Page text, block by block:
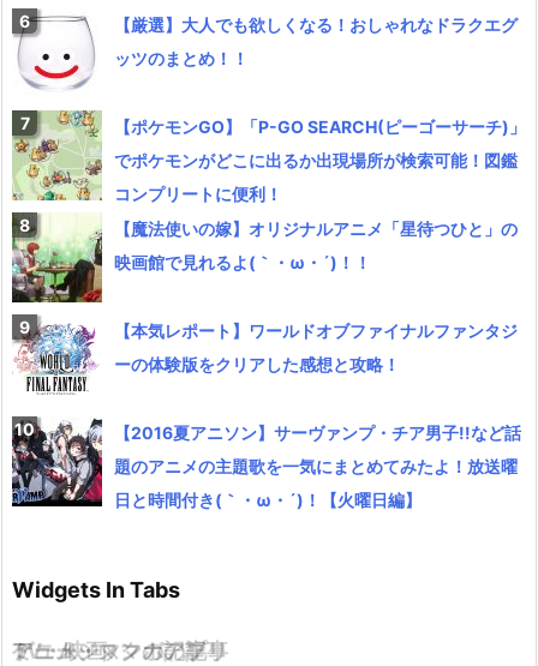
【厳選】大人でも欲しくなる！おしゃれなドラクエグ
ッツのまとめ！！
【ポケモンGO】「P-GO SEARCH(ピーゴーサーチ)」
でポケモンがどこに出るか出現場所が検索可能！図鑑
コンプリートに便利！
【魔法使いの嫁】オリジナルアニメ「星待つひと」の
映画館で見れるよ(｀・ω・´)！！
【本気レポート】ワールドオブファイナルファンタジ
ーの体験版をクリアした感想と攻略！
【2016夏アニソン】サーヴァンプ・チア男子!!など話
題のアニメの主題歌を一気にまとめてみたよ！放送曜
日と時間付き(｀・ω・´)！【火曜日編】
Widgets In Tabs
TV・映画
ゲーム・スマホアプリ
アニメ・マンガの記事
ミュージックの記事